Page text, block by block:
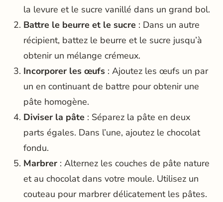
la levure et le sucre vanillé dans un grand bol.
Battre le beurre et le sucre: Dans un autre
récipient, battez le beurre et le sucre jusqu’à
obtenir un mélange crémeux.
Incorporer les œufs: Ajoutez les œufs un par
un en continuant de battre pour obtenir une
pâte homogène.
Diviser la pâte: Séparez la pâte en deux
parts égales. Dans l’une, ajoutez le chocolat
fondu.
Marbrer: Alternez les couches de pâte nature
et au chocolat dans votre moule. Utilisez un
couteau pour marbrer délicatement les pâtes.